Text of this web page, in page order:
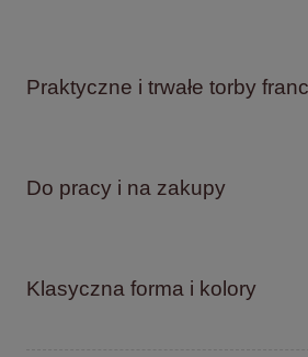
Praktyczne i trwałe torby
Do pracy i na zakupy
Klasyczna forma i kolory